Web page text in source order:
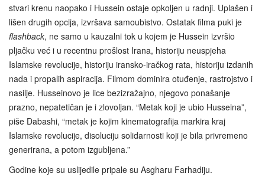
stvari krenu naopako i Hussein ostaje opkoljen u radnji. Uplašen i
lišen drugih opcija, izvršava samoubistvo. Ostatak filma puki je
flashback, ne samo u kauzalni tok u kojem je Hussein izvršio
pljačku već i u recentnu prošlost Irana, historiju neuspjeha
Islamske revolucije, historiju iransko-iračkog rata, historiju izdanih
nada i propalih aspiracija. Filmom dominira otuđenje, rastrojstvo i
nasilje. Husseinovo je lice bezizražajno, njegovo ponašanje
prazno, nepatetičan je i zlovoljan. “Metak koji je ubio Husseina”,
piše Dabashi, “metak je kojim kinematografija markira kraj
Islamske revolucije, disoluciju solidarnosti koji je bila privremeno
generirana, a potom izgubljena.”
Godine koje su uslijedile pripale su Asgharu Farhadiju.